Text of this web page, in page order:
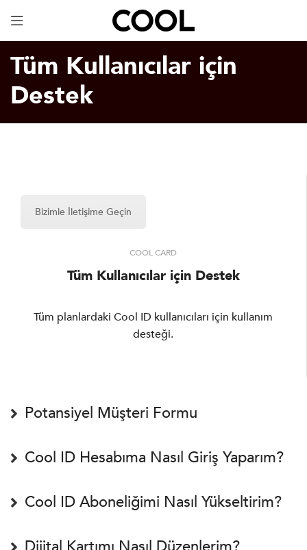
Tüm Kullanıcılar için
Destek
Bizimle İletişime Geçin
COOL CARD
Tüm Kullanıcılar için Destek
Tüm planlardaki Cool ID kullanıcıları için kullanım
desteği.
Potansiyel Müşteri Formu
Cool ID Hesabıma Nasıl Giriş Yaparım?
Cool ID Aboneliğimi Nasıl Yükseltirim?